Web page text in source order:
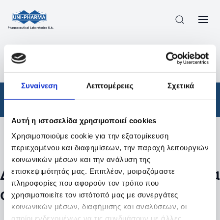
Συναίνεση Λεπτομέρειες Σχετικά
Αυτή η ιστοσελίδα χρησιμοποιεί cookies
Χρησιμοποιούμε cookie για την εξατομίκευση
περιεχομένου και διαφημίσεων, την παροχή λειτουργιών
κοινωνικών μέσων και την ανάλυση της
επισκεψιμότητάς μας. Επιπλέον, μοιραζόμαστε
πληροφορίες που αφορούν τον τρόπο που
χρησιμοποιείτε τον ιστότοπό μας με συνεργάτες
κοινωνικών μέσων, διαφήμισης και αναλύσεων, οι
οποίοι ενδεχομένως να τις συνδυάσουν με άλλες
ΠΡΟΪΟΝΤΑ
ΑΠΟΤΕΛΕΣΜΑΤΑ ΑΝΑΖΗΤΗΣΗΣ
Φάρμακα
Φίλτρα
Δεν βρέθηκαν προϊόντα με τα
συγκεκριμένα φίλτρα